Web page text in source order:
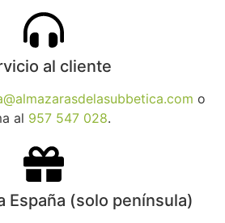
al cliente
o
al 957 547 028.
España (solo península)